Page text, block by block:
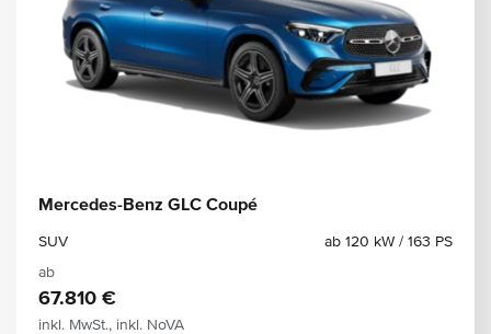
Mercedes-Benz GLC Coupé
SUV
ab 120 kW / 163 PS
ab
67.810 €
inkl. MwSt., inkl. NoVA